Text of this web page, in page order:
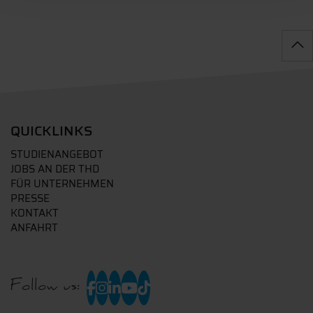
QUICKLINKS
STUDIENANGEBOT
JOBS AN DER THD
FÜR UNTERNEHMEN
PRESSE
KONTAKT
ANFAHRT
Follow us: